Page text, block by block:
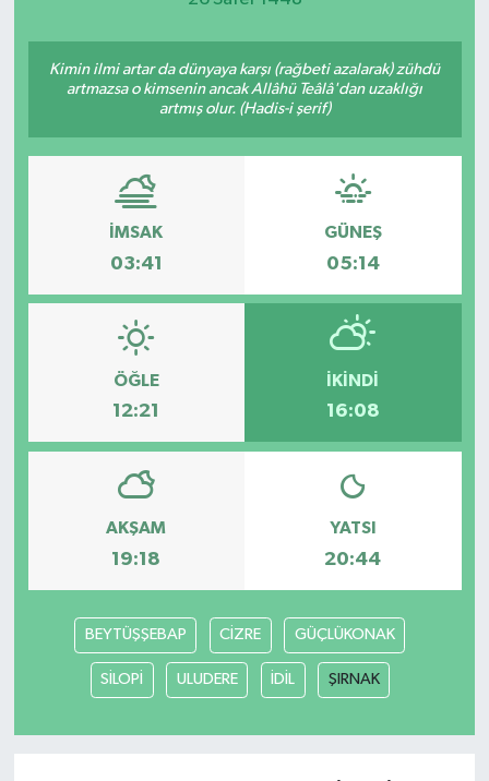
Kimin ilmi artar da dünyaya karşı (rağbeti azalarak) zühdü
artmazsa o kimsenin ancak Allâhü Teâlâ'dan uzaklığı
artmış olur. (Hadis-i şerif)
İMSAK
03:41
GÜNEŞ
05:14
ÖĞLE
12:21
İKINDI
16:08
AKŞAM
19:18
YATSI
20:44
BEYTÜŞŞEBAP CİZRE GÜÇLÜKONAK
SİLOPİ ULUDERE İDİL ŞIRNAK